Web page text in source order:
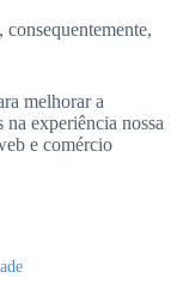
melhorar a
na experiência nossa
e comércio